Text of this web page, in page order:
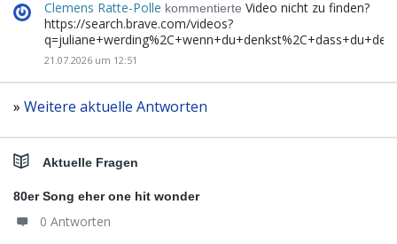
Clemens Ratte-Polle kommentierte Video nicht zu finden?
https://search.brave.com/videos?
21.07.2026 um 12:51
» Weitere aktuelle Antworten
Aktuelle Fragen
80er Song eher one hit wonder
0 Antworten